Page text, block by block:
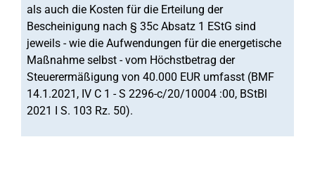
als auch die Kosten für die Erteilung der
Bescheinigung nach § 35c Absatz 1 EStG sind
jeweils - wie die Aufwendungen für die energetische
Maßnahme selbst - vom Höchstbetrag der
Steuerermäßigung von 40.000 EUR umfasst (BMF
14.1.2021, IV C 1 - S 2296-c/20/10004 :00, BStBl
2021 I S. 103 Rz. 50).